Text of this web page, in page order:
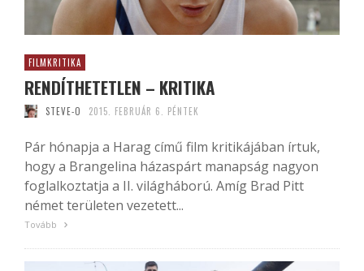
FILMKRITIKA
RENDÍTHETETLEN – KRITIKA
STEVE-O 2015. FEBRUÁR 6. PÉNTEK
Pár hónapja a Harag című film kritikájában írtuk,
hogy a Brangelina házaspárt manapság nagyon
foglalkoztatja a II. világháború. Amíg Brad Pitt
német területen vezetett...
Tovább